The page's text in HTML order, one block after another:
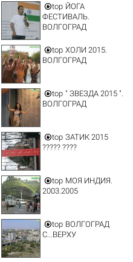
top ЙОГА
ФЕСТИВАЛЬ.
ВОЛГОГРАД
top ХОЛИ 2015.
ВОЛГОГРАД
top " ЗВЕЗДА 2015 ".
ВОЛГОГРАД
top ЗАТИК 2015
????? ????
top МОЯ ИНДИЯ.
2003.2005
top ВОЛГОГРАД
С...ВЕРХУ